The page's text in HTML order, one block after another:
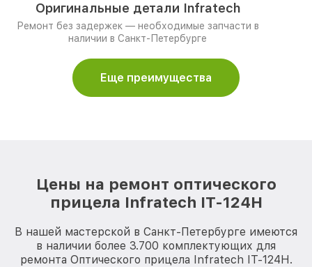
Оригинальные детали Infratech
Ремонт без задержек — необходимые запчасти в
наличии в Санкт-Петербурге
Еще преимущества
Цены на ремонт оптического
прицела Infratech IT-124Н
В нашей мастерской в Санкт-Петербурге имеются
в наличии более 3.700 комплектующих для
ремонта Оптического прицела Infratech IT-124Н.